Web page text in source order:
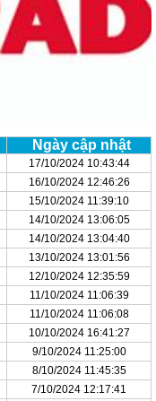
Ngày cập nhật
17/10/2024 10:43:44
16/10/2024 12:46:26
15/10/2024 11:39:10
14/10/2024 13:06:05
14/10/2024 13:04:40
13/10/2024 13:01:56
12/10/2024 12:35:59
11/10/2024 11:06:39
11/10/2024 11:06:08
10/10/2024 16:41:27
9/10/2024 11:25:00
8/10/2024 11:45:35
7/10/2024 12:17:41